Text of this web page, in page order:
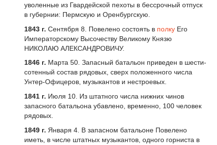
уволенные из Гвардейской пехоты в бессрочный отпуск
в губернии: Пермскую и Оренбургскую.
1843 г. Сентября 8. Повелено состоять в полку Его
Императорскому Высочеству Великому Князю
НИКОЛАЮ АЛЕКСАНДРОВИЧУ.
1846 г. Марта 50. Запасный батальон приведен в шести-
сотенный состав рядовых, сверх положенного числа
Унтер-Офицеров, музыкантов и нестроевых.
1841 г. Июля 10. Из штатного числа нижних чинов
запасного батальона убавлено, временно, 100 человек
рядовых.
1849 г. Января 4. В запасном батальоне Повелено
иметь, в числе штатных музыкантов, одного горниста в